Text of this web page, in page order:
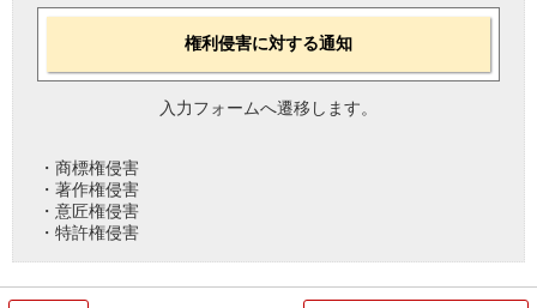
権利侵害に対する通知
入力フォームへ遷移します。
・商標権侵害
・著作権侵害
・意匠権侵害
・特許権侵害